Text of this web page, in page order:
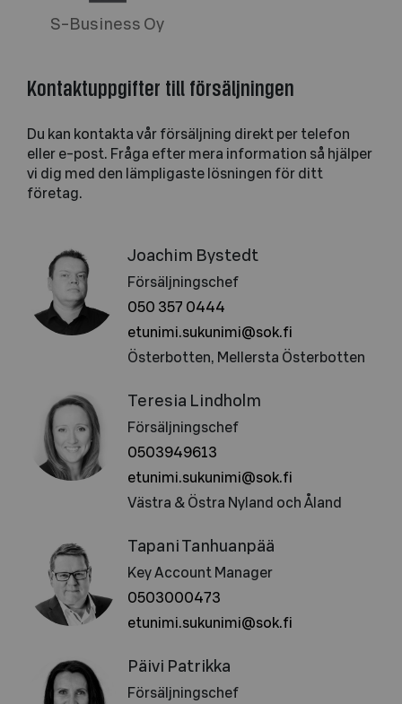
S-Business Oy
Kontaktuppgifter till försäljningen
Du kan kontakta vår försäljning direkt per telefon
eller e-post. Fråga efter mera information så hjälper
vi dig med den lämpligaste lösningen för ditt
företag.
Joachim Bystedt
Försäljningschef
050 357 0444
etunimi.sukunimi@sok.fi
Österbotten, Mellersta Österbotten
Teresia Lindholm
Försäljningschef
0503949613
etunimi.sukunimi@sok.fi
Västra & Östra Nyland och Åland
Tapani Tanhuanpää
Key Account Manager
0503000473
etunimi.sukunimi@sok.fi
Päivi Patrikka
Försäljningschef